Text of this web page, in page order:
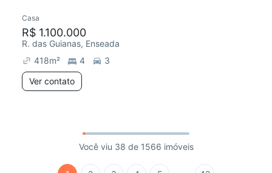
Casa
R$ 1.100.000
R. das Guianas, Enseada
418m² 4
3
Ver contato
Você viu 38 de 1566 imóveis